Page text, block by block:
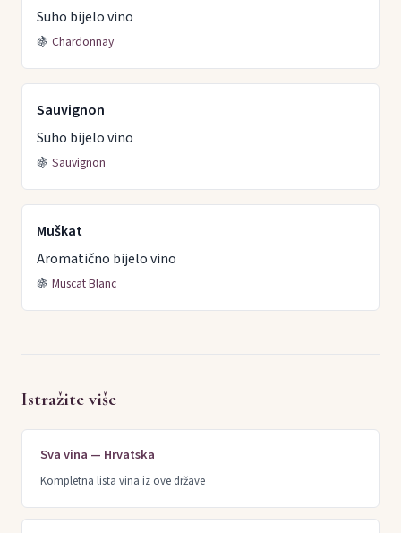
Suho bijelo vino
🍇 Chardonnay
Sauvignon
Suho bijelo vino
🍇 Sauvignon
Muškat
Aromatično bijelo vino
🍇 Muscat Blanc
Istražite više
Sva vina — Hrvatska
Kompletna lista vina iz ove države